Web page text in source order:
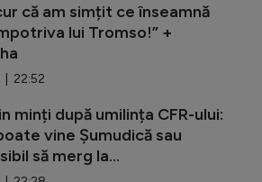
că am simțit ce înseamnă
lui Tromso!” +
| 22:52
minți după umilința CFR-ului:
vine Șumudică sau
să merg la...